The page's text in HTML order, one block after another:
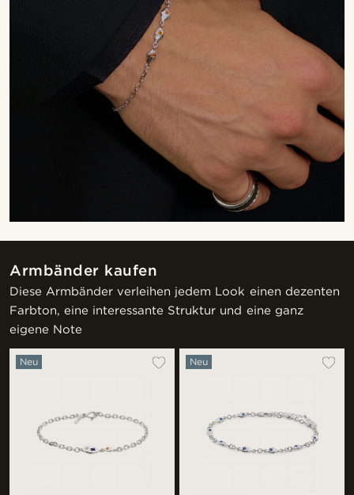
Armbänder kaufen
Diese Armbänder verleihen jedem Look einen dezenten
Farbton, eine interessante Struktur und eine ganz
eigene Note
Neu Neu